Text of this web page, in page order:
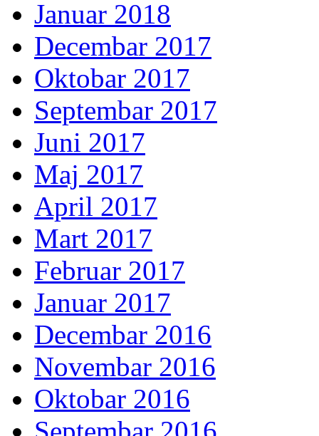
Januar 2018
Decembar 2017
Oktobar 2017
Septembar 2017
Juni 2017
Maj 2017
April 2017
Mart 2017
Februar 2017
Januar 2017
Decembar 2016
Novembar 2016
Oktobar 2016